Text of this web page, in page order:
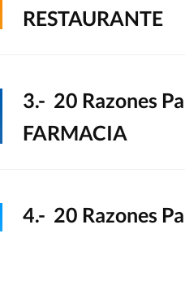
RESTAURANTE
3.- 20 Razones
FARMACIA
4.- 20 Razones